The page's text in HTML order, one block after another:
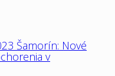
Šamorín: Nové
v